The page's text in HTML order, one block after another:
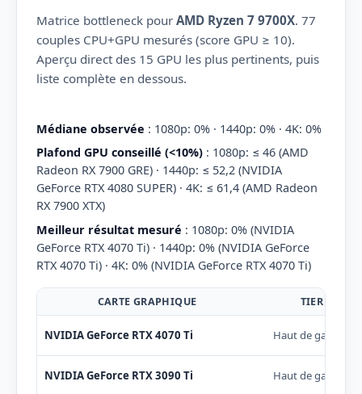
Matrice bottleneck pour AMD Ryzen 7 9700X. 77
couples CPU+GPU mesurés (score GPU ≥ 10).
Aperçu direct des 15 GPU les plus pertinents, puis
liste complète en dessous.
Médiane observée : 1080p: 0% · 1440p: 0% · 4K: 0%
Plafond GPU conseillé (<10%) : 1080p: ≤ 46 (AMD
Radeon RX 7900 GRE) · 1440p: ≤ 52,2 (NVIDIA
GeForce RTX 4080 SUPER) · 4K: ≤ 61,4 (AMD Radeon
RX 7900 XTX)
Meilleur résultat mesuré : 1080p: 0% (NVIDIA
GeForce RTX 4070 Ti) · 1440p: 0% (NVIDIA GeForce
RTX 4070 Ti) · 4K: 0% (NVIDIA GeForce RTX 4070 Ti)
CARTE GRAPHIQUE TIER
NVIDIA GeForce RTX 4070 Ti Haut de gamme
NVIDIA GeForce RTX 3090 Ti Haut de gamme